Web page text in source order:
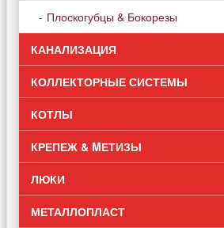
Плоскогубцы & Бокорезы
КАНАЛИЗАЦИЯ
КОЛЛЕКТОРНЫЕ СИСТЕМЫ
КОТЛЫ
КРЕПЕЖ & MЕТИЗЫ
ЛЮКИ
МЕТАЛЛОПЛАСТ